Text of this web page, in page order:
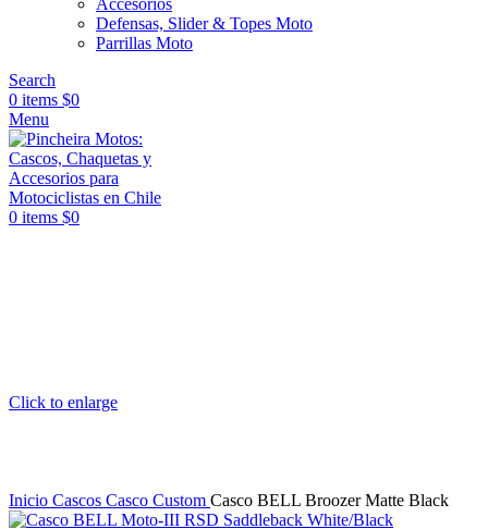
Accesorios
Defensas, Slider & Topes Moto
Parrillas Moto
Search
0 items $0
Menu
0 items $0
Click to enlarge
Inicio Cascos Casco Custom Casco BELL Broozer Matte Black